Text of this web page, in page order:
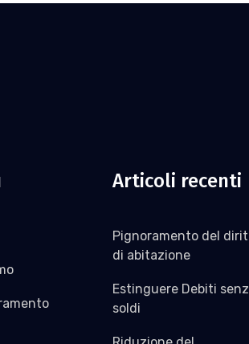
Articoli recenti
Pignoramento del
di abitazione
Estinguere Debiti
soldi